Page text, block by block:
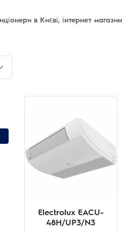
в Києві, інтернет
Electrolux EACU-
48H/UP3/N3